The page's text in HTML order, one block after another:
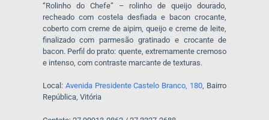
“Rolinho do Chefe” – rolinho de queijo dourado,
recheado com costela desfiada e bacon crocante,
coberto com creme de aipim, queijo e creme de leite,
finalizado com parmesão gratinado e crocante de
bacon. Perfil do prato: quente, extremamente cremoso
e intenso, com contraste marcante de texturas.
Local: Avenida Presidente Castelo Branco, 180, Bairro
República, Vitória